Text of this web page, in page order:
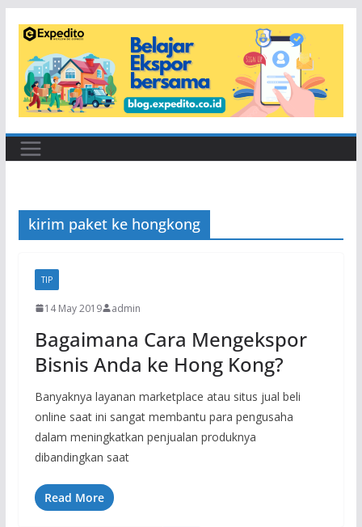
content
kirim paket ke hongkong
TIP
14 May 2019 admin
Bagaimana Cara Mengekspor
Bisnis Anda ke Hong Kong?
Banyaknya layanan marketplace atau situs jual beli
online saat ini sangat membantu para pengusaha
dalam meningkatkan penjualan produknya
dibandingkan saat
Read More